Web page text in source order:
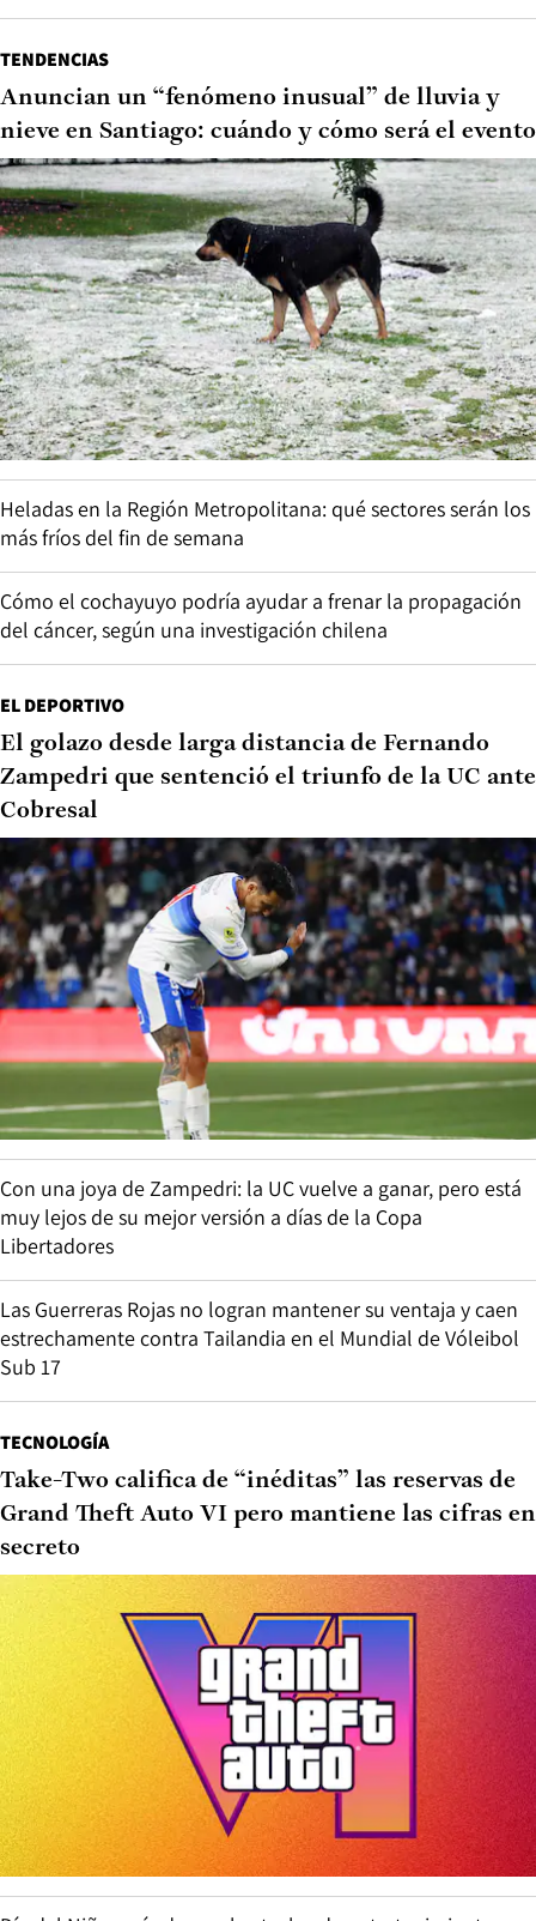
TENDENCIAS
Anuncian un “fenómeno inusual” de lluvia y
nieve en Santiago: cuándo y cómo será el evento
Heladas en la Región Metropolitana: qué sectores serán los
más fríos del fin de semana
Cómo el cochayuyo podría ayudar a frenar la propagación
del cáncer, según una investigación chilena
EL DEPORTIVO
El golazo desde larga distancia de Fernando
Zampedri que sentenció el triunfo de la UC ante
Cobresal
Con una joya de Zampedri: la UC vuelve a ganar, pero está
muy lejos de su mejor versión a días de la Copa
Libertadores
Las Guerreras Rojas no logran mantener su ventaja y caen
estrechamente contra Tailandia en el Mundial de Vóleibol
Sub 17
TECNOLOGÍA
Take-Two califica de “inéditas” las reservas de
Grand Theft Auto VI pero mantiene las cifras en
secreto